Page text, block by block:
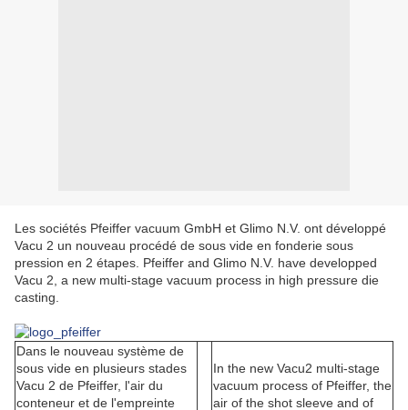
Les sociétés Pfeiffer vacuum GmbH et Glimo N.V. ont développé
Vacu 2 un nouveau procédé de sous vide en fonderie sous
pression en 2 étapes. Pfeiffer and Glimo N.V. have developped
Vacu 2, a new multi-stage vacuum process in high pressure die
casting.
Dans le nouveau système de
sous vide en plusieurs stades
Vacu 2 de Pfeiffer, l'air du
conteneur et de l'empreinte
In the new Vacu2 multi-stage
vacuum process of Pfeiffer, the
air of the shot sleeve and of